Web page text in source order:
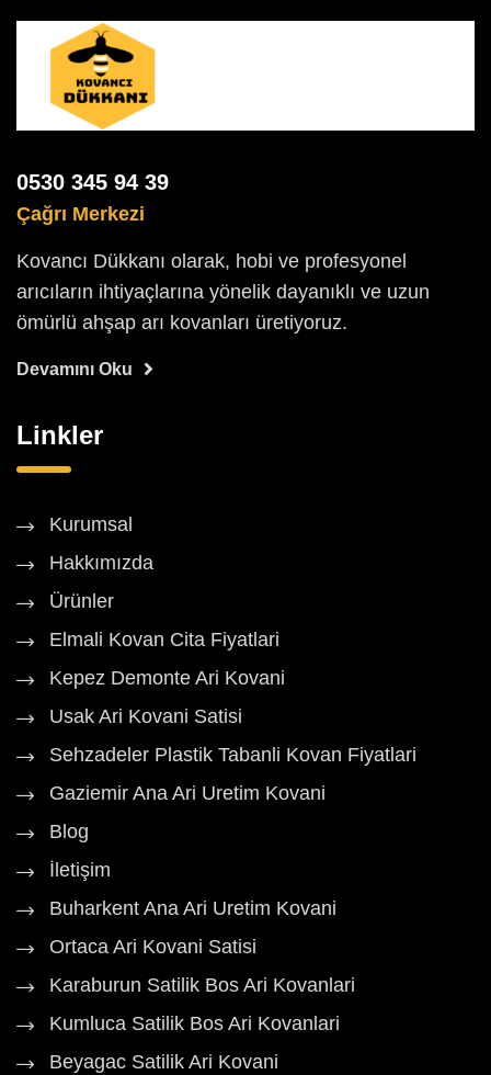
0530 345 94 39
Çağrı Merkezi
Kovancı Dükkanı olarak, hobi ve profesyonel
arıcıların ihtiyaçlarına yönelik dayanıklı ve uzun
ömürlü ahşap arı kovanları üretiyoruz.
Devamını Oku
Linkler
Kurumsal
Hakkımızda
Ürünler
Elmali Kovan Cita Fiyatlari
Kepez Demonte Ari Kovani
Usak Ari Kovani Satisi
Sehzadeler Plastik Tabanli Kovan Fiyatlari
Gaziemir Ana Ari Uretim Kovani
Blog
İletişim
Buharkent Ana Ari Uretim Kovani
Ortaca Ari Kovani Satisi
Karaburun Satilik Bos Ari Kovanlari
Kumluca Satilik Bos Ari Kovanlari
Beyagac Satilik Ari Kovani